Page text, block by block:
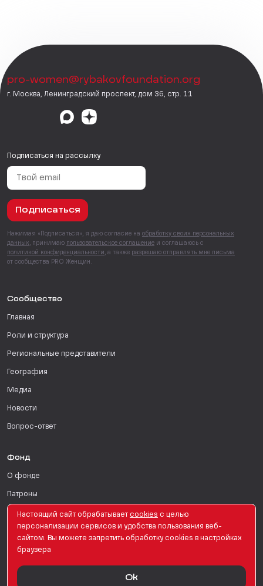
pro-women@rybakovfoundation.org
г. Москва, Ленинградский проспект, дом 36, стр. 11
Подписаться на рассылку
Подписаться
Нажимая «Подписаться», я даю согласие на обработку своих персональных
данных , принимаю пользовательское соглашение и соглашаюсь с
политикой конфиденциальности , а также разрешаю отправлять мне письма
от сообщества PRO Женщин.
Сообщество
Главная
Роли и структура
Региональные представители
География
Медиа
Новости
Вопрос-ответ
Фонд
О фонде
Патроны
Поддержать
Для СМИ
© PRO Женщин. Все права защищены. 2026
Настоящий сайт обрабатывает сookies с целью
персонализации сервисов и удобства пользования веб-
сайтом. Вы можете запретить обработку сookies в настройках
браузера
Ok